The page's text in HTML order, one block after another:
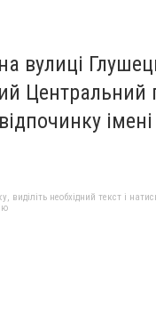
вулиці
Центральний
імені
необхідний текст і